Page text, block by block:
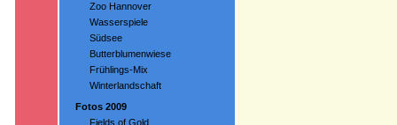
Zoo Hannover
Wasserspiele
Südsee
Butterblumenwiese
Frühlings-Mix
Winterlandschaft
Fotos 2009
Fields of Gold